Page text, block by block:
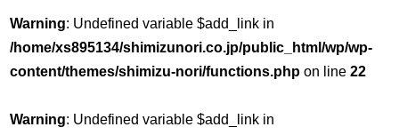
Warning: Undefined variable $add_link in
/home/xs895134/shimizunori.co.jp/public_html/wp/wp-
content/themes/shimizu-nori/functions.php on line22
Warning: Undefined variable $add_link in